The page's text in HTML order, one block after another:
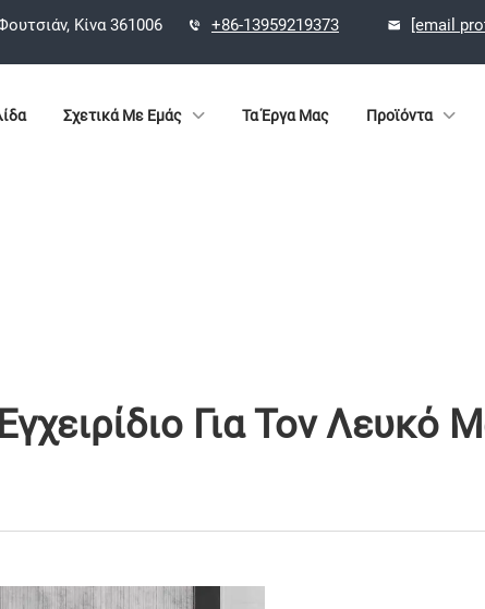
Κίνα 361006 +86-13959219373 [email
Σχετικά Με Εμάς Τα Έργα Μας Προϊόντα
Για Τον Λευκό